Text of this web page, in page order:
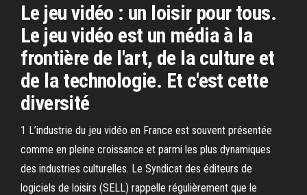
Le jeu vidéo : un loisir pour tous.
Le jeu vidéo est un média à la
frontière de l'art, de la culture et
de la technologie. Et c'est cette
diversité
1 L’industrie du jeu vidéo en France est souvent présentée
comme en pleine croissance et parmi les plus dynamiques
des industries culturelles. Le Syndicat des éditeurs de
logiciels de loisirs (SELL) rappelle régulièrement que le